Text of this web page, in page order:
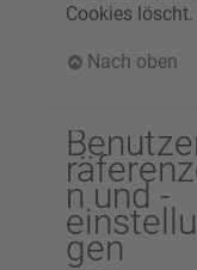
Cookies löscht.
Nach oben
n und -
gen